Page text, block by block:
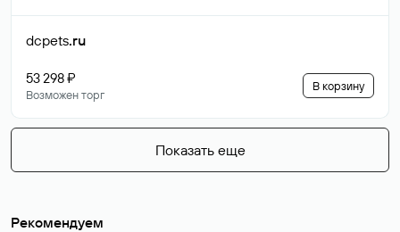
dcpets.ru
53 298 ₽
Возможен торг
В корзину
Показать еще
Рекомендуем